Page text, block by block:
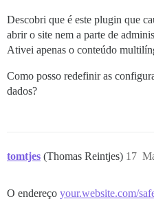
Descobri que é este plugin que
abrir o site nem a parte de
Ativei apenas o conteúdo
Como posso redefinir as
dados?
tomtjes (Thomas Reintjes) 17
O endereço your.website.com/